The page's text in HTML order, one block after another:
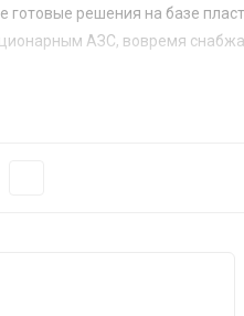
готовые решения на базе
АЗС, вовремя